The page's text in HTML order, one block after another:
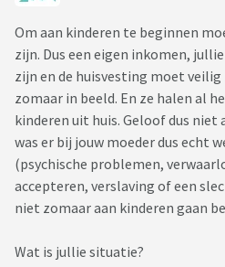
Om aan kinderen te beginnen
zijn. Dus een eigen inkomen,
zijn en de huisvesting moet
zomaar in beeld. En ze halen al
kinderen uit huis. Geloof dus niet
was er bij jouw moeder dus echt
(psychische problemen,
accepteren, verslaving of een
niet zomaar aan kinderen gaan
Wat is jullie situatie?